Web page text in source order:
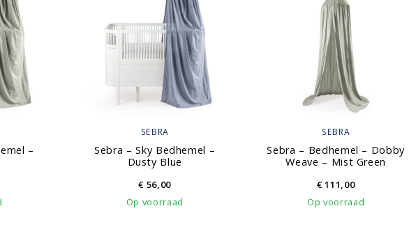
–
SEBRA
Sebra – Sky Bedhemel –
Dusty Blue
€ 56,00
Op voorraad
SEBRA
Sebra – Bedhemel – Dobby
Weave – Mist Green
€111,00
Op voorraad